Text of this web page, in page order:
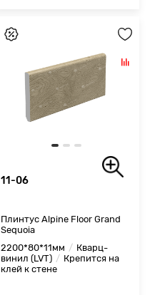
11-06
Плинтус Alpine Floor Grand
Sequoia
2200*80*11мм
Кварц-
винил (LVT)
Крепится на
клей к стене